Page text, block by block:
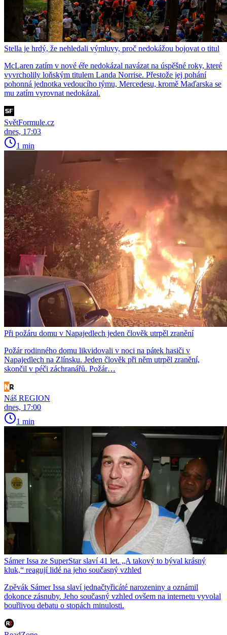
Stella je hrdý, že nehledali výmluvy, proč nedokážou bojovat o titul
McLaren zatím v nové éře nedokázal navázat na úspěšné roky, které
vyvrcholily loňským titulem Landa Norrise. Přestože jej pohání
pohonná jednotka vedoucího týmu, Mercedesu, kromě Maďarska se
mu zatím vyrovnat nedokázal.
SvětFormule.cz
dnes, 17:03
1 min
Při požáru domu v Napajedlech jeden člověk utrpěl zranění
Požár rodinného domu likvidovali v noci na pátek hasiči v
Napajedlech na Zlínsku. Jeden člověk při něm utrpěl zranění,
skončil v péči záchranářů. Požár…
Náš REGION
dnes, 17:00
1 min
Sámer Issa ze SuperStar slaví 41 let. „A takový to býval krásný
kluk,“ reagují lidé na jeho současný vzhled
Zpěvák Sámer Issa slaví jednačtyřicáté narozeniny a oznámil
dokonce zásnuby. Jeho současný vzhled ovšem na internetu vyvolal
bouřlivou debatu o stopách minulosti.